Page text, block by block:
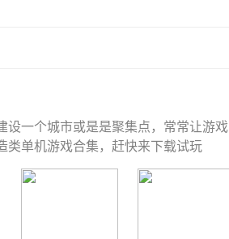
设一个城市或是是聚集点，常常让游戏
类单机游戏合集，赶快来下载试玩